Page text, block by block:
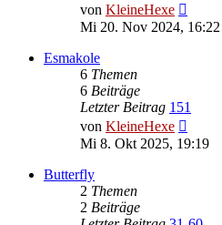
von KleineHexe
Beitrag
Mi 20. Nov 2024, 16:22
Esmakole
6 Themen
6 Beiträge
Letzter Beitrag 151
von KleineHexe
Beitrag
Mi 8. Okt 2025, 19:19
Butterfly
2 Themen
2 Beiträge